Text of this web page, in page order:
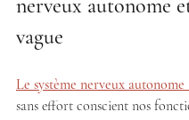
nerveux autonome
vague
Le système nerveux
sans effort conscient nos